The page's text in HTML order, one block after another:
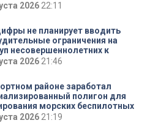
2026 22:11
не планирует вводить
ограничения на
несовершеннолетних к
2026 21:46
районе заработал
полигон для
морских беспилотных
2026 21:19